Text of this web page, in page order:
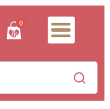
0